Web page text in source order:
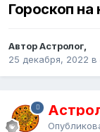
Гороскоп
Автор Астролог,
25 декабря, 2022 в